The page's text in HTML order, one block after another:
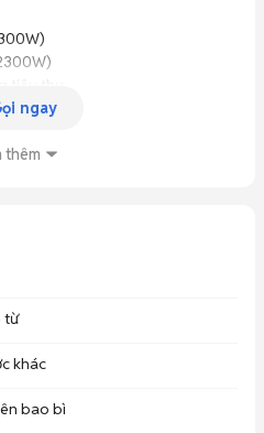
tiêu thụ
/ 50–60Hz
mm
ngay
thêm
từ
khác
bao bì